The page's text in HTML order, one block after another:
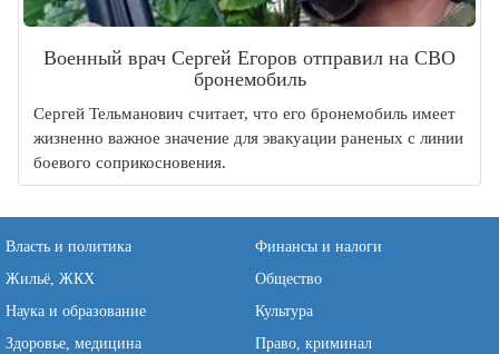
Военный врач Сергей Егоров отправил на СВО
бронемобиль
Сергей Тельманович считает, что его бронемобиль имеет
жизненно важное значение для эвакуации раненых с линии
боевого соприкосновения.
Власть и политика
Финансы и налоги
Жильё, ЖКХ
Общество
Наука и образование
Культура
Здоровье, медицина
Право, криминал